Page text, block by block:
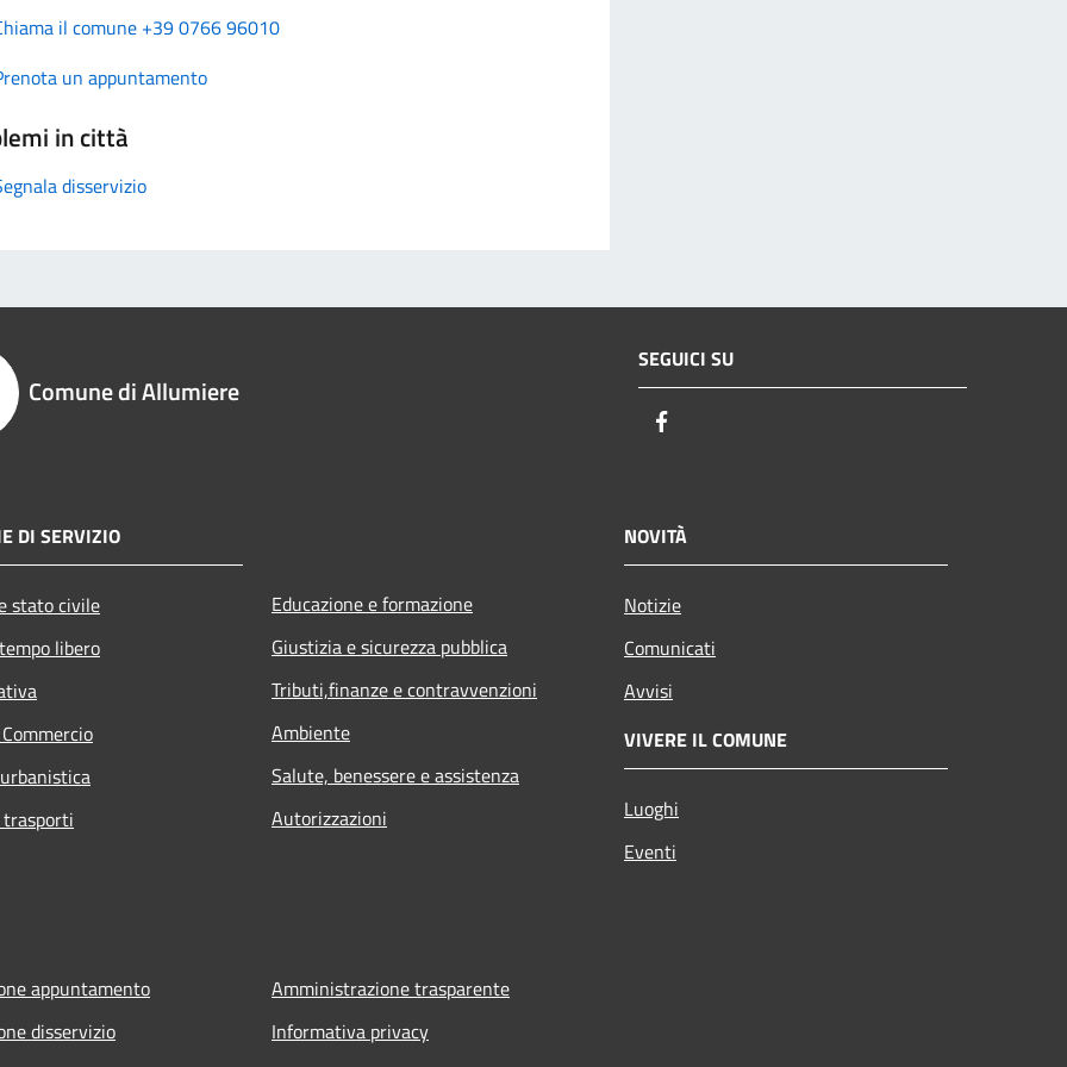
il comune +39 0766 96010
un appuntamento
in città
disservizio
Comune di Allumiere
SEGUICI SU
DI SERVIZIO
stato civile
libero
Educazione e formazione
Giustizia e sicurezza pubblica
Tributi,finanze e contravvenzioni
Ambiente
Salute, benessere e assistenza
Autorizzazioni
NOVITÀ
Notizie
Comunicati
Avvisi
VIVERE IL COMUNE
Luoghi
Eventi
appuntamento
disservizio
Amministrazione trasparente
Informativa privacy